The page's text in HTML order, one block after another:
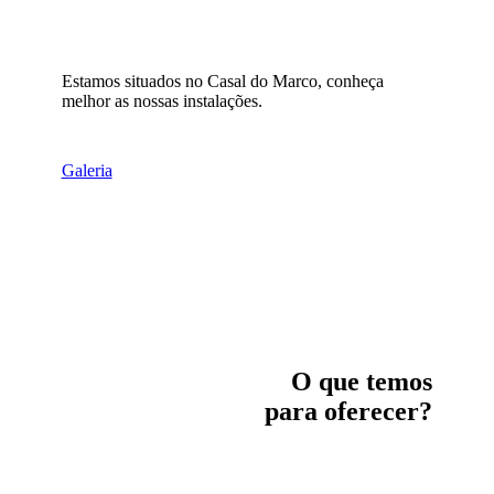
Estamos situados no Casal do Marco, conheça
melhor as nossas instalações.
Galeria
O que temos
para oferecer?